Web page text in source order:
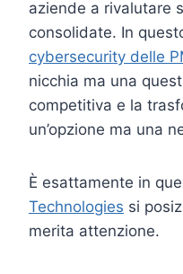
aziende a rivalutare
consolidate. In
cybersecurity delle
nicchia ma una
competitiva e la
un’opzione ma una
È esattamente in
Technologies si
merita attenzione.